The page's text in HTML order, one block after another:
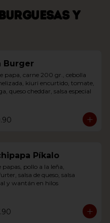
y
Burger
papa, carne 200 gr., cebolla
kiuri encurtido, tomate,
queso cheddar, salsa especial
Píkalo
papas, pollo a la leña,
salsa de queso, salsa
y wantán en hilos